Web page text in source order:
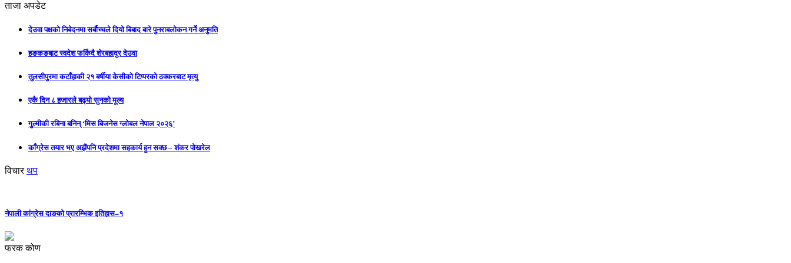
ताजा अपडेट
देउवा पक्षको निबेदनमा सर्बौच्चले दियो बिबाद बारे पुनराबलोकन गर्ने अनुमति
हङकङबाट स्वदेश फर्किदै शेरबहादुर देउवा
तुलसीपुरमा कटाँहाकी २१ बर्षीया केसीको टिप्परको ठक्करबाट मृत्यु
एकै दिन ८ हजारले बढ्यो सुनको मूल्य
गुल्मीकी रबिना बनिन् ‘मिस बिजनेस ग्लोबल नेपाल २०२६’
काँग्रेस तयार भए अझैंपनि प्रदेशमा सहकार्य हुन सक्छ – शंकर पोखरेल
विचार थप
नेपाली कांग्रेस दाङको प्रारम्भिक इतिहास–१
फरक कोण